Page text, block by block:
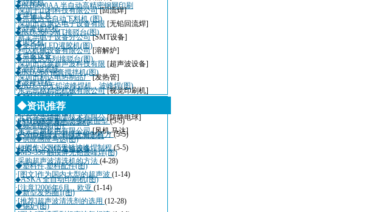
★焊锡机
★焊锡工具
★焊膏搅拌机
★固化机
★点胶设备
★插件组装线
★波峰焊机
★SMT焊膏印刷机
★SMD零件编带机
★SMD料带真空成型机
★SMD卷带剥离强度测定机
★BGA、SMD返修设备
·深圳千山利科技有限公司 [回流焊]
·深圳市吉康达电子设备有限 [无铅回流焊]
·新宝华电子设备分公司 [SMT设备]
·利达机械设备有限公司 [溶解炉]
·深圳市洁泰超声波科技有限 [超声波设备]
·深圳市利达电热制品厂 [发热管]
·东莞凯格精密机械有限公司 [视觉印刷机]
·深圳市迈瑞自动化设备有限
·北京兴华特电子技术有限公 [防静电球]
·东莞三越机电有限公司 [风机,马达]
◆JKD-600AA 半自动高精密钢网印刷
◆吉康达全自动下料机 (图)
◆JKD-360 SMT接驳台(图)
◆全自动LED灌胶机(图)
◆吉康达系列接驳台(图)
◆JKD-968 锡膏搅拌机(图)
◆JKD-350无铅波峰焊机，波峰焊(图)
◆通信电缆(图)
◆计算机电缆(图)
◆标准链条(图)
◆供应感应马达(图)
◆MS-350 触摸屏无铅波峰焊(图)
◆塑料件,塑料配件(图)
◆ASKA 全自动印刷机(图)
◆新型发热圈1(图)
◆锡炉(图)
◆资讯推荐
·SMT实验室制程方案(桌面型(5-5)
·中小型电子厂THT无铅制程方(5-5)
·短脚作业THT无铅波峰焊制程(5-5)
·采购超声波清洗机的方法 (4-28)
·[图文]作为国内大型的超声波 (1-14)
·[注意]2006年6月，欧亚 (1-14)
·[推荐]超声波清洗剂的选用 (12-28)